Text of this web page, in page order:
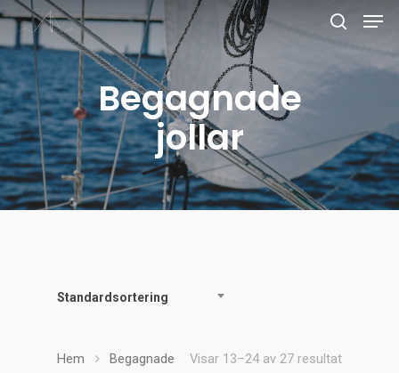
Tryck på enter för att söka
Begagnade
jollar
Standardsortering
Visar 13–24 av 27 resultat
Hem Begagnade